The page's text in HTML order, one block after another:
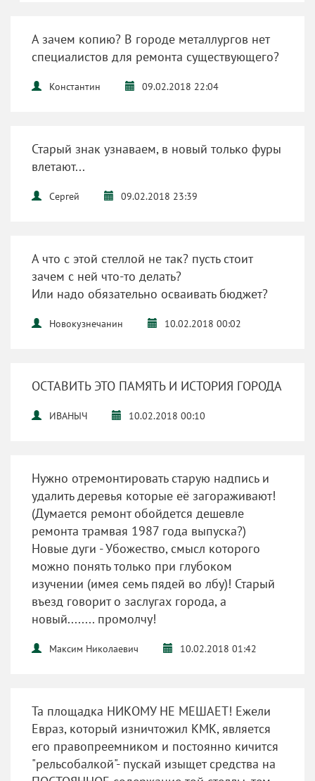
А зачем копию? В городе металлургов нет
специалистов для ремонта существующего?
Константин 09.02.2018 22:04
Старый знак узнаваем, в новый только фуры
влетают...
Сергей 09.02.2018 23:39
А что с этой стеллой не так? пусть стоит
зачем с ней что-то делать?
Или надо обязательно осваивать бюджет?
Новокузнечанин 10.02.2018 00:02
ОСТАВИТЬ ЭТО ПАМЯТЬ И ИСТОРИЯ ГОРОДА
ИВАНЫЧ 10.02.2018 00:10
Нужно отремонтировать старую надпись и
удалить деревья которые её загораживают!
(Думается ремонт обойдется дешевле
ремонта трамвая 1987 года выпуска?)
Новые дуги - Убожество, смысл которого
можно понять только при глубоком
изучении (имея семь пядей во лбу)! Старый
въезд говорит о заслугах города, а
новый........ промолчу!
Максим Николаевич 10.02.2018 01:42
Та площадка НИКОМУ НЕ МЕШАЕТ! Ежели
Евраз, который изничтожил КМК, является
его правопреемником и постоянно кичится
"рельсобалкой"- пускай изыщет средства на